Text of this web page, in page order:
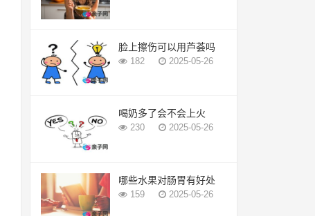
脸上擦伤可以用芦荟吗
182 2025-05-26
喝奶多了会不会上火
230 2025-05-26
哪些水果对肠胃有好处
159 2025-05-26